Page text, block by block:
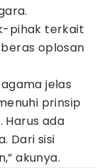
pihak terkait
oplosan
jelas
prinsip
ada
Dari sisi
akunya.